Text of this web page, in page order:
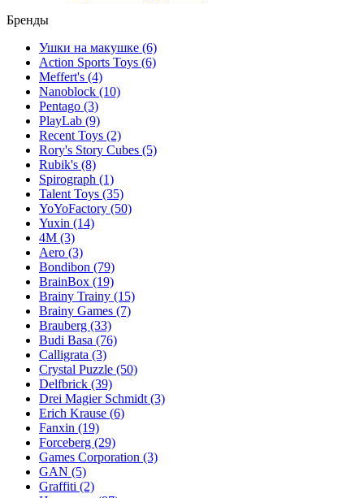
Бренды
Ушки на макушке (6)
Action Sports Toys (6)
Meffert's (4)
Nanoblock (10)
Pentago (3)
PlayLab (9)
Recent Toys (2)
Rory's Story Cubes (5)
Rubik's (8)
Spirograph (1)
Talent Toys (35)
YoYoFactory (50)
Yuxin (14)
4M (3)
Aero (3)
Bondibon (79)
BrainBox (19)
Brainy Trainy (15)
Brainy Games (7)
Brauberg (33)
Budi Basa (76)
Calligrata (3)
Crystal Puzzle (50)
Delfbrick (39)
Drei Magier Schmidt (3)
Erich Krause (6)
Fanxin (19)
Forceberg (29)
Games Corporation (3)
GAN (5)
Graffiti (2)